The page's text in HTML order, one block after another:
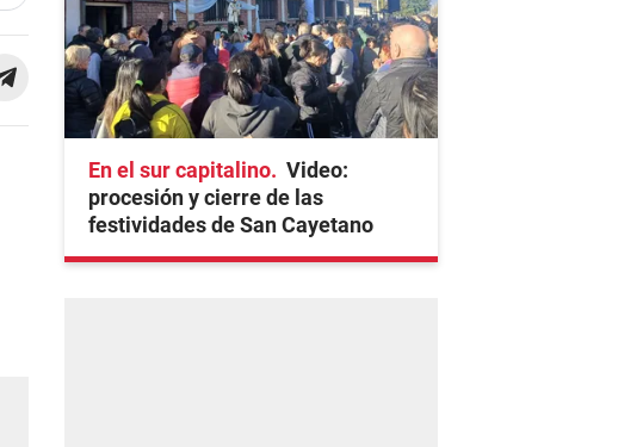
En el sur capitalino
Video:
procesión y cierre de las
festividades de San Cayetano